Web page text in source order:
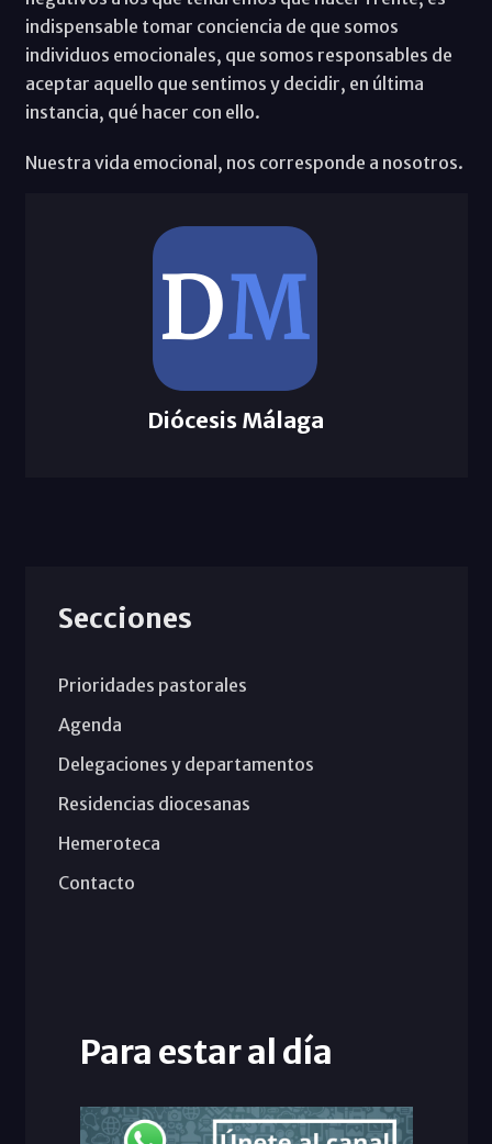
indispensable tomar conciencia de que somos
individuos emocionales, que somos responsables de
aceptar aquello que sentimos y decidir, en última
instancia, qué hacer con ello.
Nuestra vida emocional, nos corresponde a nosotros.
Diócesis Málaga
Secciones
Prioridades pastorales
Agenda
Delegaciones y departamentos
Residencias diocesanas
Hemeroteca
Contacto
Para estar al día